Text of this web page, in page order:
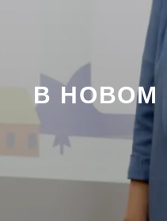
В НОВОМ